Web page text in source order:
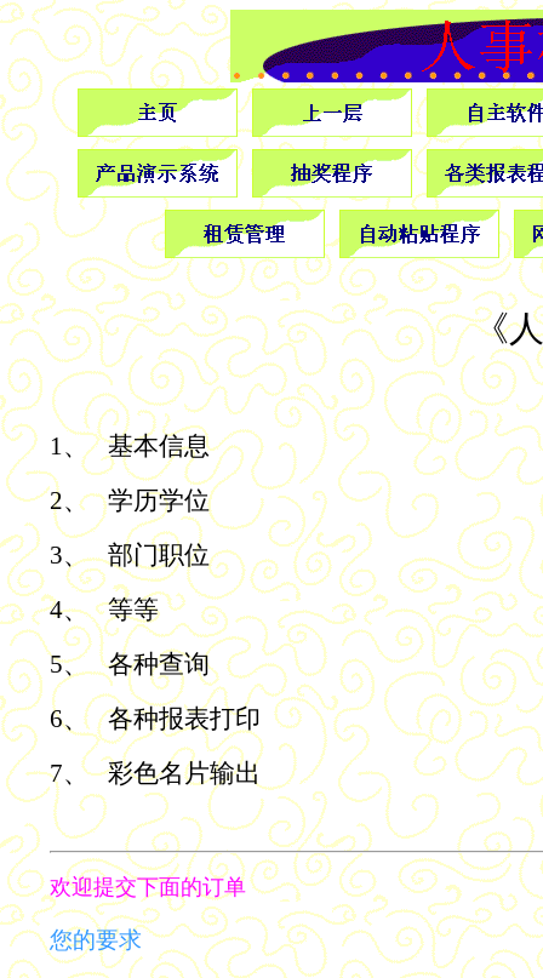
《
1、
基本信息
2、
学历学位
3、
部门职位
4、
等等
5、
各种查询
6、
各种报表打印
7、
彩色名片输出
欢迎提交下面的订单
您的要求